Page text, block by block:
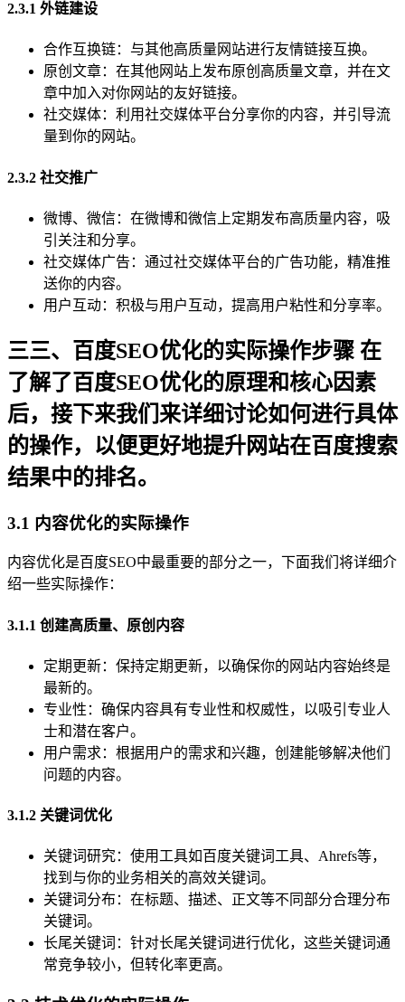
2.3.1 外链建设
合作互换链：与其他高质量网站进行友情链接互换。
原创文章：在其他网站上发布原创高质量文章，并在文
章中加入对你网站的友好链接。
社交媒体：利用社交媒体平台分享你的内容，并引导流
量到你的网站。
2.3.2 社交推广
微博、微信：在微博和微信上定期发布高质量内容，吸
引关注和分享。
社交媒体广告：通过社交媒体平台的广告功能，精准推
送你的内容。
用户互动：积极与用户互动，提高用户粘性和分享率。
三三、百度SEO优化的实际操作步骤 在
了解了百度SEO优化的原理和核心因素
后，接下来我们来详细讨论如何进行具体
的操作，以便更好地提升网站在百度搜索
结果中的排名。
3.1 内容优化的实际操作
内容优化是百度SEO中最重要的部分之一，下面我们将详细介
绍一些实际操作：
3.1.1 创建高质量、原创内容
定期更新：保持定期更新，以确保你的网站内容始终是
最新的。
专业性：确保内容具有专业性和权威性，以吸引专业人
士和潜在客户。
用户需求：根据用户的需求和兴趣，创建能够解决他们
问题的内容。
3.1.2 关键词优化
关键词研究：使用工具如百度关键词工具、Ahrefs等，
找到与你的业务相关的高效关键词。
关键词分布：在标题、描述、正文等不同部分合理分布
关键词。
长尾关键词：针对长尾关键词进行优化，这些关键词通
常竞争较小，但转化率更高。